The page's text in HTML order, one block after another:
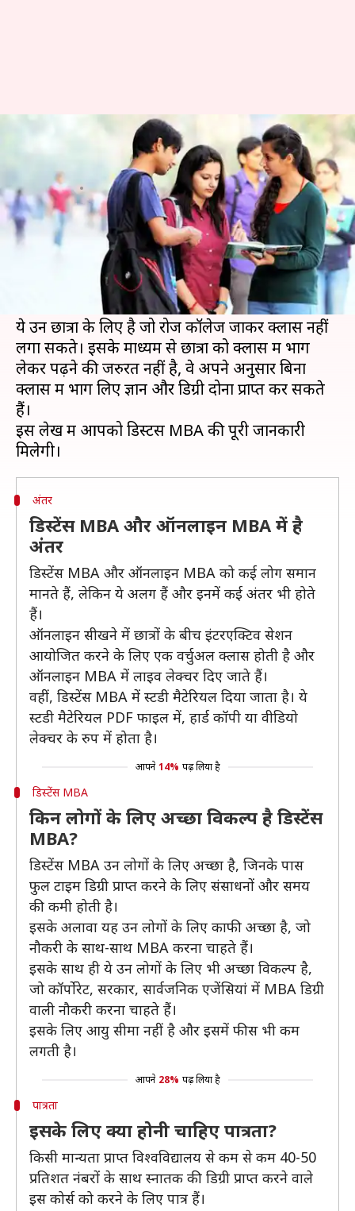
क्या है डिस्टेंस MBA और इसे भारत
में कैसे करें? पूरी जानकारी यहां से लें
लेखन मोना दीक्षित Mar 11, 2020 06:49 pm
क्या है खबर?
डिस्टेंस या कॉरेस्पोंडेंस MBA के नाम से ही पता चलता है
कि इसमें छात्रों को घर बैठ कर पढ़ने का विकल्प दिया
ये उन छात्रों के लिए है जो रोज कॉलेज जाकर क्लास नहीं
लगा सकते। इसके माध्यम से छात्रों को क्लास में भाग
लेकर पढ़ने की जरुरत नहीं है, वे अपने अनुसार बिना
क्लास में भाग लिए ज्ञान और डिग्री दोनों प्राप्त कर सकते
हैं।
इस लेख में आपको डिस्टेंस MBA की पूरी जानकारी
अंतर
डिस्टेंस MBA और ऑनलाइन MBA में है
अंतर
डिस्टेंस MBA और ऑनलाइन MBA को कई लोग समान
मानते हैं, लेकिन ये अलग हैं और इनमें कई अंतर भी होते
हैं।
ऑनलाइन सीखने में छात्रों के बीच इंटरएक्टिव सेशन
आयोजित करने के लिए एक वर्चुअल क्लास होती है और
ऑनलाइन MBA में लाइव लेक्चर दिए जाते हैं।
वहीं, डिस्टेंस MBA में स्टडी मैटेरियल दिया जाता है। ये
स्टडी मैटेरियल PDF फाइल में, हार्ड कॉपी या वीडियो
लेक्चर के रुप में होता है।
आपने 14% पढ़ लिया है
डिस्टेंस MBA
किन लोगों के लिए अच्छा विकल्प है डिस्टेंस
MBA?
डिस्टेंस MBA उन लोगों के लिए अच्छा है, जिनके पास
फुल टाइम डिग्री प्राप्त करने के लिए संसाधनों और समय
की कमी होती है।
इसके अलावा यह उन लोगों के लिए काफी अच्छा है, जो
नौकरी के साथ-साथ MBA करना चाहते हैं।
इसके साथ ही ये उन लोगों के लिए भी अच्छा विकल्प है,
जो कॉर्पोरेट, सरकार, सार्वजनिक एजेंसियां ​में MBA डिग्री
वाली ​नौकरी करना चाहते हैं।
इसके लिए आयु सीमा नहीं है और इसमें फीस भी कम
लगती है।
आपने 28% पढ़ लिया है
पात्रता
इसके लिए क्या होनी चाहिए पात्रता?
किसी मान्यता प्राप्त विश्वविद्यालय से कम से कम 40-50
प्रतिशत नंबरों के साथ स्नातक की डिग्री प्राप्त करने वाले
इस कोर्स को करने के लिए पात्र हैं।